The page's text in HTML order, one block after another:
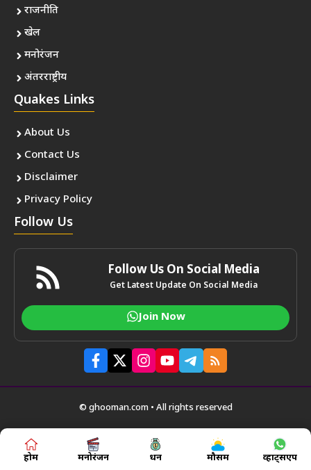
राजनीति
खेल
मनोरंजन
अंतरराष्ट्रीय
Quakes Links
About Us
Contact Us
Disclaimer
Privacy Policy
Follow Us
Follow Us On Social Media
Get Latest Update On Social Media
Join Now
© ghooman.com • All rights reserved
होम मनोरंजन धन मौसम व्हाट्सएप